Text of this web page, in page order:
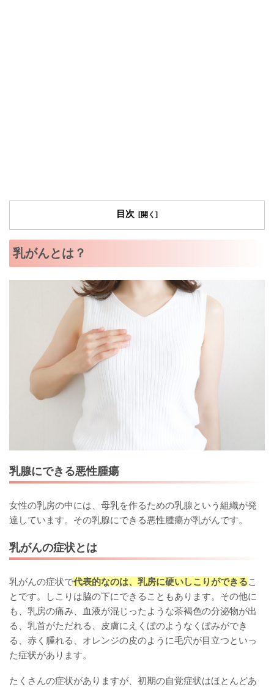
目次
乳がんとは？
乳腺にできる悪性腫瘍
女性の乳房の中には、母乳を作るための乳腺という組織が発
達しています。その乳腺にできる悪性腫瘍が乳がんです。
乳がんの症状とは
乳がんの症状で代表的なのは、乳房に硬いしこりができるこ
とです。しこりは脇の下にできることもあります。その他に
も、乳房の痛み、血液が混じったような茶褐色の分泌物が出
る、乳首がただれる、皮膚にえくぼのようなくぼみができ
る、赤く腫れる、オレンジの皮のように毛穴が目立つといっ
た症状があります。
たくさんの症状がありますが、初期の自覚症状はほとんどあ